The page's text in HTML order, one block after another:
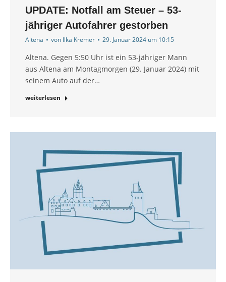
UPDATE: Notfall am Steuer – 53-
jähriger Autofahrer gestorben
Altena von Ilka Kremer 29. Januar 2024 um 10:15
Altena. Gegen 5:50 Uhr ist ein 53-jähriger Mann
aus Altena am Montagmorgen (29. Januar 2024) mit
seinem Auto auf der…
weiterlesen